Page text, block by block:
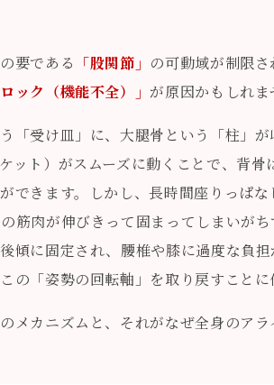
要である 「股関節」 の可動域が制限
ック（機能不全）」 が原因かもしれま
「受け皿」に、大腿骨という「柱」
ット）がスムーズに動くことで、背骨
できます。しかし、長時間座りっぱ
筋肉が伸びきって固まってしまいが
傾に固定され、腰椎や膝に過度な負
の「姿勢の回転軸」を取り戻すことに
メカニズムと、それがなぜ全身のア